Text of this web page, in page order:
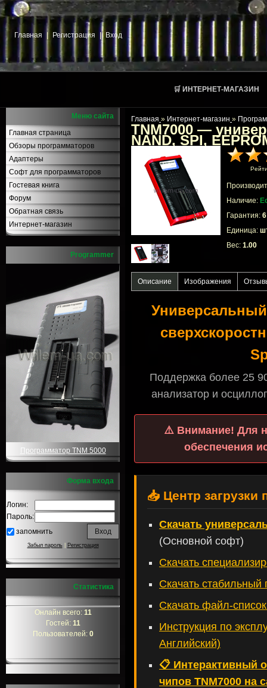
Главная Регистрация | Вход
🛒 ИНТЕРНЕТ-МАГАЗИН
Меню сайта
Главная страница
Обзоры программаторов
Адаптеры
Софт для программаторов
Гостевая книга
Форум
Обратная связь
Интернет-магазин
Programmer
Программатор TNM 5000
Форма входа
Логин:
Пароль:
запомнить
Забыл пароль| Регистрация
Статистика
Онлайн всего: 11
Гостей: 11
Пользователей: 0
Главная » Интернет-магазин »
TNM7000 —
NAND, SPI,
Наличие:
Гарантия:
Единица:
Вес: 1.00
Описание Изображения
Поддержка более 25
анализатор и
⚠️ Внимание! Для
обеспечения
📥 Центр
Скачать
(Основной софт)
Скачать
Скачать
Скачать файл-
Инструкция по
Английский)
📋 Интерактивный
чипов TNM7000 на